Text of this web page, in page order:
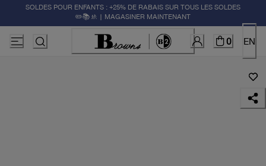
SOLDES POUR ENFANTS : +25% DE RABAIS SUR TOUS LES SOLDES
✏️📚🚸 | MAGASINER MAINTENANT
0 EN